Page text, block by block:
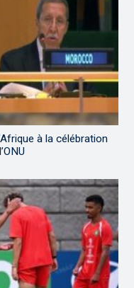
à la célébration